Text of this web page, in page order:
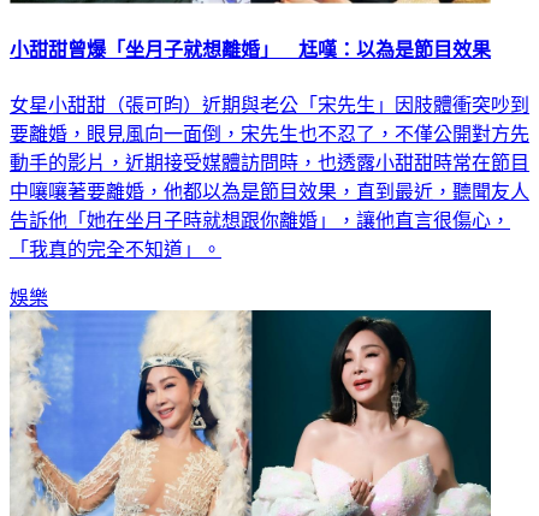
小甜甜曾爆「坐月子就想離婚」 尪嘆：以為是節目效果
女星小甜甜（張可昀）近期與老公「宋先生」因肢體衝突吵到
要離婚，眼見風向一面倒，宋先生也不忍了，不僅公開對方先
動手的影片，近期接受媒體訪問時，也透露小甜甜時常在節目
中嚷嚷著要離婚，他都以為是節目效果，直到最近，聽聞友人
告訴他「她在坐月子時就想跟你離婚」，讓他直言很傷心，
「我真的完全不知道」。
娛樂